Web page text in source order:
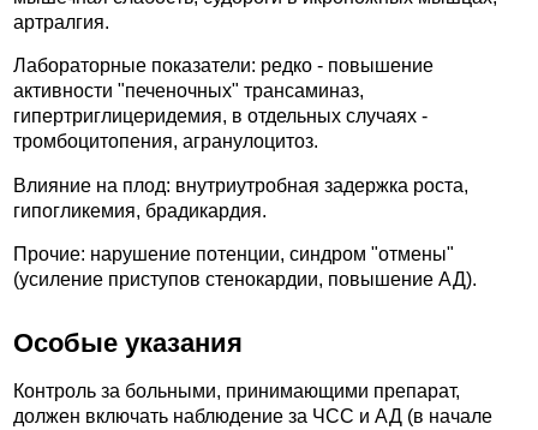
артралгия.
Лабораторные показатели: редко - повышение
активности "печеночных" трансаминаз,
гипертриглицеридемия, в отдельных случаях -
тромбоцитопения, агранулоцитоз.
Влияние на плод: внутриутробная задержка роста,
гипогликемия, брадикардия.
Прочие: нарушение потенции, синдром "отмены"
(усиление приступов стенокардии, повышение АД).
Особые указания
Контроль за больными, принимающими препарат,
должен включать наблюдение за ЧСС и АД (в начале